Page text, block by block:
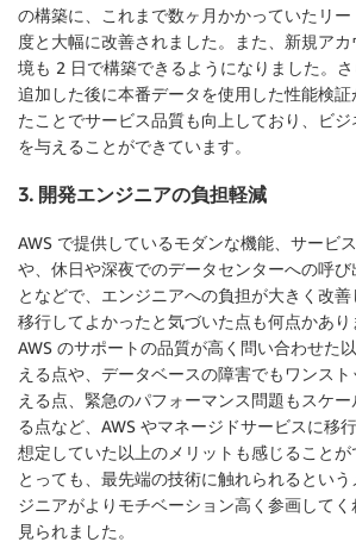
の構築に、これまで数ヶ月かかっていたリ
度と大幅に改善されました。また、新規ア
境も 2 日で構築できるようになりました。
追加した後に本番データを使用した性能検
たことでサービス品質も向上しており、ビ
を与えることができています。
3. 開発エンジニアの負担軽減
AWS で提供しているモダンな機能、サービ
や、休日や深夜でのデータセンターへの呼び
となどで、エンジニアへの負担が大きく改善
移行してよかったと気づいた点も何点かあり
AWS のサポートの品質が高く問い合わせた
える点や、データベースの障害でもワンス
える点、緊急のパフォーマンス問題もスケ
る点など、AWS やマネージドサービスに移
想定していた以上のメリットも感じること
とっても、最先端の技術に触れられるとい
ジニアがよりモチベーション高く参画して
見られました。